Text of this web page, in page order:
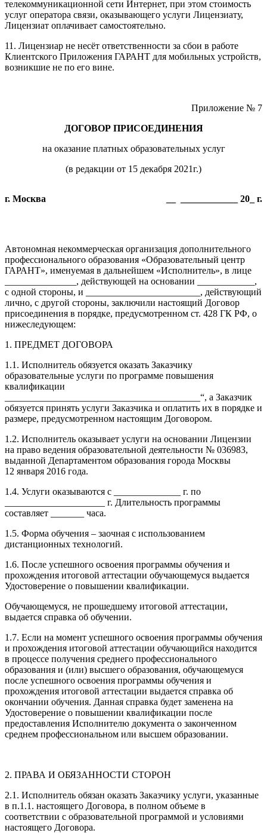
телекоммуникационной сети Интернет, при этом стоимость
услуг оператора связи, оказывающего услуги Лицензиату,
Лицензиат оплачивает самостоятельно.
11. Лицензиар не несёт ответственности за сбои в работе
Клиентского Приложения ГАРАНТ для мобильных устройств,
возникшие не по его вине.
Приложение № 7
ДОГОВОР ПРИСОЕДИНЕНИЯ
на оказание платных образовательных услуг
(в редакции от 15 декабря 2021г.)
г. Москва __ ____________ 20_ г.
Автономная некоммерческая организация дополнительного
профессионального образования «Образовательный центр
ГАРАНТ», именуемая в дальнейшем «Исполнитель», в лице
_______________, действующей на основании ____________,
с одной стороны, и ________________________, действующий
лично, с другой стороны, заключили настоящий Договор
присоединения в порядке, предусмотренном ст. 428 ГК РФ, о
нижеследующем:
1. ПРЕДМЕТ ДОГОВОРА
1.1. Исполнитель обязуется оказать Заказчику
образовательные услуги по программе повышения
квалификации
_________________________________________“, а Заказчик
обязуется принять услуги Заказчика и оплатить их в порядке и
размере, предусмотренном настоящим Договором.
1.2. Исполнитель оказывает услуги на основании Лицензии
на право ведения образовательной деятельности № 036983,
выданной Департаментом образования города Москвы
12 января 2016 года.
1.4. Услуги оказываются с ______________ г. по
_____________________ г. Длительность программы
составляет _______ часа.
1.5. Форма обучения – заочная с использованием
дистанционных технологий.
1.6. После успешного освоения программы обучения и
прохождения итоговой аттестации обучающемуся выдается
Удостоверение о повышении квалификации.
Обучающемуся, не прошедшему итоговой аттестации,
выдается справка об обучении.
1.7. Если на момент успешного освоения программы обучения
и прохождения итоговой аттестации обучающийся находится
в процессе получения среднего профессионального
образования и (или) высшего образования, обучающемуся
после успешного освоения программы обучения и
прохождения итоговой аттестации выдается справка об
окончании обучения. Данная справка будет заменена на
Удостоверение о повышении квалификации после
предоставления Исполнителю документа о законченном
среднем профессиональном или высшем образовании.
2. ПРАВА И ОБЯЗАННОСТИ СТОРОН
2.1. Исполнитель обязан оказать Заказчику услуги, указанные
в п.1.1. настоящего Договора, в полном объеме в
соответствии с образовательной программой и условиями
настоящего Договора.